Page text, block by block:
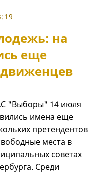
на
еще
"Выборы" 14 июля
имена еще
претендентов
места в
советах
Среди